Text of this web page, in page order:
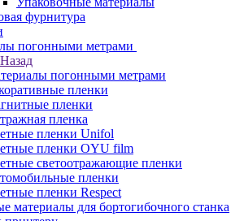
фурнитура
погонными метрами
Назад
погонными метрами
пленки
пленки
пленка
пленки Unifol
пленки OYU film
светоотражающие пленки
пленки
пленки Respect
материалы для бортогибочного станка